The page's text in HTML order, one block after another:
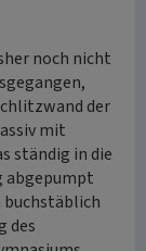
noch nicht
der
mit
ständig in die
abgepumpt
buchstäblich
des